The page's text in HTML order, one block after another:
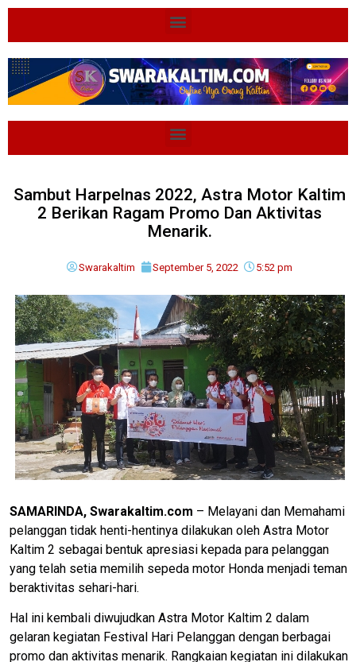
Sambut Harpelnas 2022, Astra Motor Kaltim
2 Berikan Ragam Promo Dan Aktivitas
Menarik.
Swarakaltim September 5, 2022 5:52 pm
SAMARINDA, Swarakaltim.com – Melayani dan Memahami
pelanggan tidak henti-hentinya dilakukan oleh Astra Motor
Kaltim 2 sebagai bentuk apresiasi kepada para pelanggan
yang telah setia memilih sepeda motor Honda menjadi teman
beraktivitas sehari-hari.
Hal ini kembali diwujudkan Astra Motor Kaltim 2 dalam
gelaran kegiatan Festival Hari Pelanggan dengan berbagai
promo dan aktivitas menarik. Rangkaian kegiatan ini dilakukan